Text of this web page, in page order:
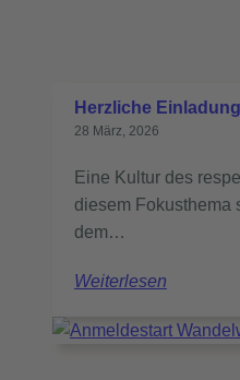
Herzliche
28 März, 2026
Eine Kultur des
diesem Fokusthema
dem…
Weiterlesen